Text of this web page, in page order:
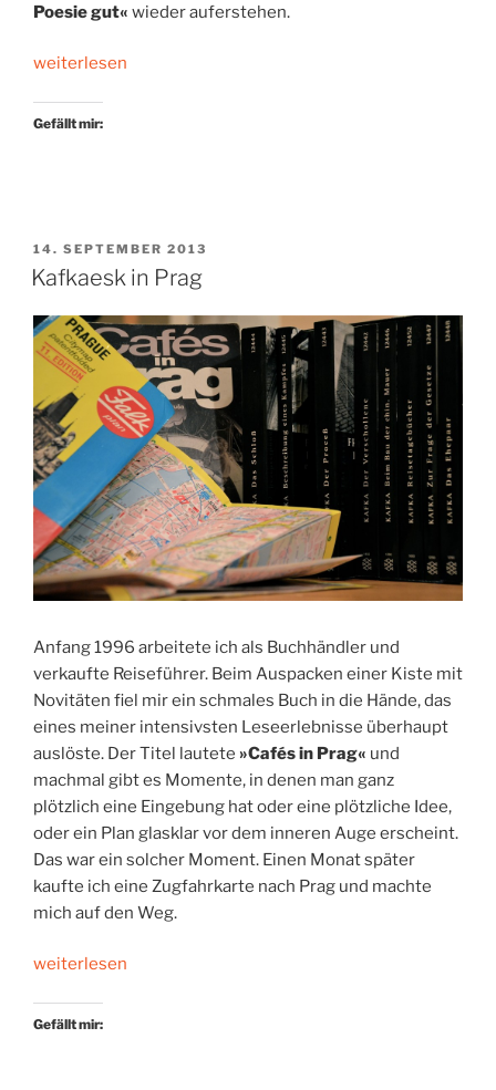
Poesie gut« wieder auferstehen.
„Berliner
weiterlesen
Gefällt mir:
VERÖFFENTLICHT
AM
14. SEPTEMBER 2013
Kafkaesk in Prag
Anfang 1996 arbeitete ich als Buchhändler und
verkaufte Reiseführer. Beim Auspacken einer Kiste mit
Novitäten fiel mir ein schmales Buch in die Hände, das
eines meiner intensivsten Leseerlebnisse überhaupt
auslöste. Der Titel lautete »Cafés in Prag« und
machmal gibt es Momente, in denen man ganz
plötzlich eine Eingebung hat oder eine plötzliche Idee,
oder ein Plan glasklar vor dem inneren Auge erscheint.
Das war ein solcher Moment. Einen Monat später
kaufte ich eine Zugfahrkarte nach Prag und machte
mich auf den Weg.
„Kafkaesk
Prag“
weiterlesen
Gefällt mir: